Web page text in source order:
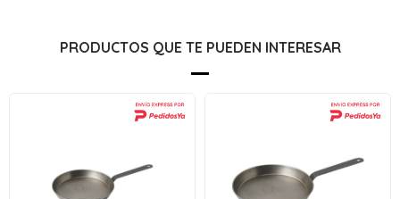
PRODUCTOS QUE TE PUEDEN INTERESAR